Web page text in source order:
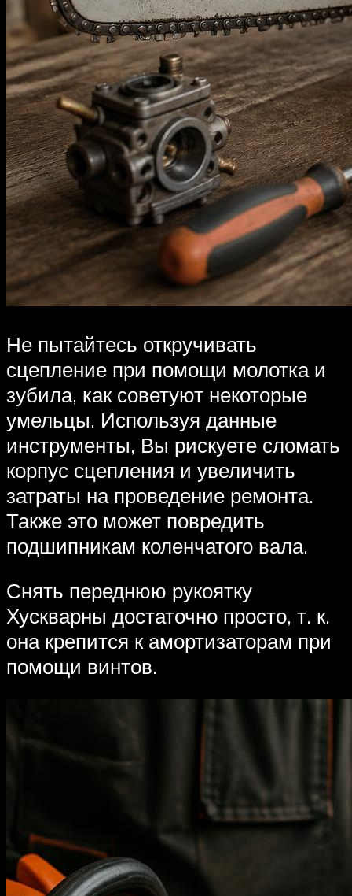
Не пытайтесь откручивать
сцепление при помощи молотка и
зубила, как советуют некоторые
умельцы. Используя данные
инструменты, Вы рискуете сломать
корпус сцепления и увеличить
затраты на проведение ремонта.
Также это может повредить
подшипникам коленчатого вала.
Снять переднюю рукоятку
Хускварны достаточно просто, т. к.
она крепится к амортизаторам при
помощи винтов.